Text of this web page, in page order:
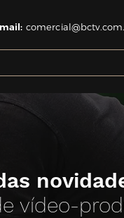
vídeo-